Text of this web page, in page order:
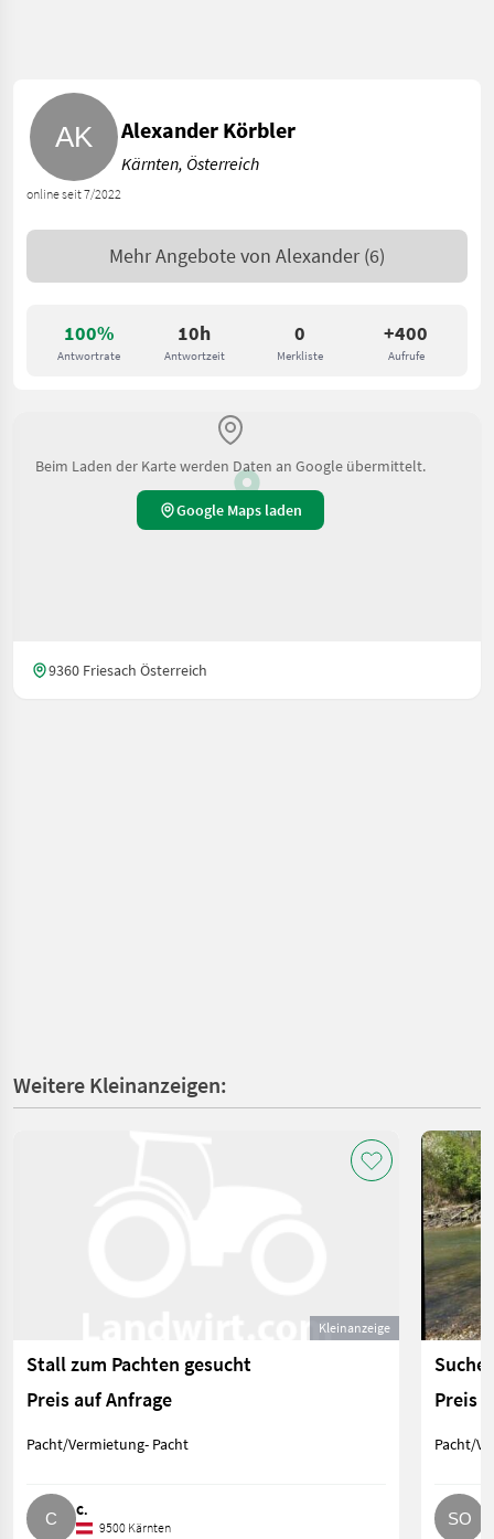
100%
Antwortrate
10h
Antwortzeit
0
Merkliste
+400
Aufrufe
online seit 7/2022
Alexander Körbler
Kärnten, Österreich
Mehr Angebote von Alexander (6)
Beim Laden der Karte werden Daten an Google übermittelt.
Google Maps laden
9360 Friesach Österreich
Weitere Kleinanzeigen:
Kleinanzeige
Stall zum Pachten gesucht
Preis auf Anfrage
Pacht/Vermietung- Pacht
C.
9500 Kärnten
Suche
Preis
Pacht/